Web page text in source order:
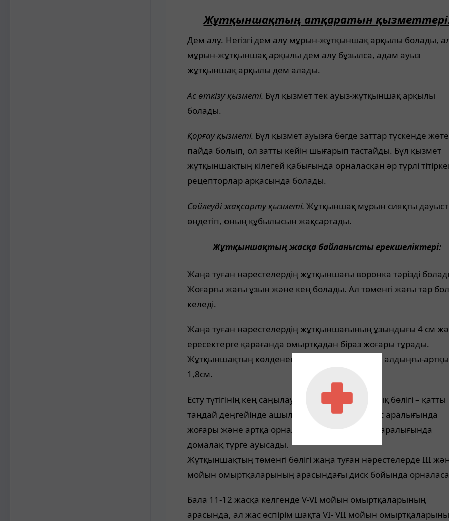
Жұтқыншақтың атқаратын
Дем алу. Негізгі дем алу мұрын-жұтқыншақ арқылы болады,
мұрын-жұтқыншақ арқылы дем алу бұзылса, адам ауыз
жұтқыншақ арқылы дем алады.
Ас өткізу қызметі. Бұл қызмет тек ауыз-жұтқыншақ арқылы
болады.
Қорғау қызметі. Бұл қызмет ауызға бөгде заттар түскенде
пайда болып, ол затты кейін шығарып тастайды. Бұл қызмет
жұтқыншақтың кілегей қабығында орналасқан әр түрлі
рецепторлар арқасында болады.
Сөйлеуді жақсарту қызметі. Жұтқыншақ мұрын сияқты
өңдетіп, оның құбылысын жақсартады.
Жұтқыншақтың жасқа байланысты ерекшеліктері:
Жаңа туған нәрестелердің жұтқыншағы воронка тәрізді
Жоғарғы жағы ұзын және кең болады. Ал төменгі жағы тар
келеді.
Жаңа туған нәрестелердің жұтқыншағының ұзындығы 4 см
ересектерге қарағанда омыртқадан біраз жоғары тұрады.
Жұтқыншақтың көлденең мөлшері 2,1 – 2,5см, алдыңғы-артқы
1,8см.
Есту түтігінің кең саңылау тәрізді жұтқыншақтық бөлігі – қатты
таңдай деңгейінде ашылады. Бұл бөлік 2-4 жас аралығында
жоғары және артқа орналасады, ал 12-14 жас аралығында
домалақ түрге ауысады.
Жұтқыншақтың төменгі бөлігі жаңа туған нәрестелерде III
мойын омыртқаларының арасындағы диск бойында
Бала 11-12 жасқа келгенде V-VI мойын омыртқаларының
арасында, ал жас өспірім шақта VI- VII мойын